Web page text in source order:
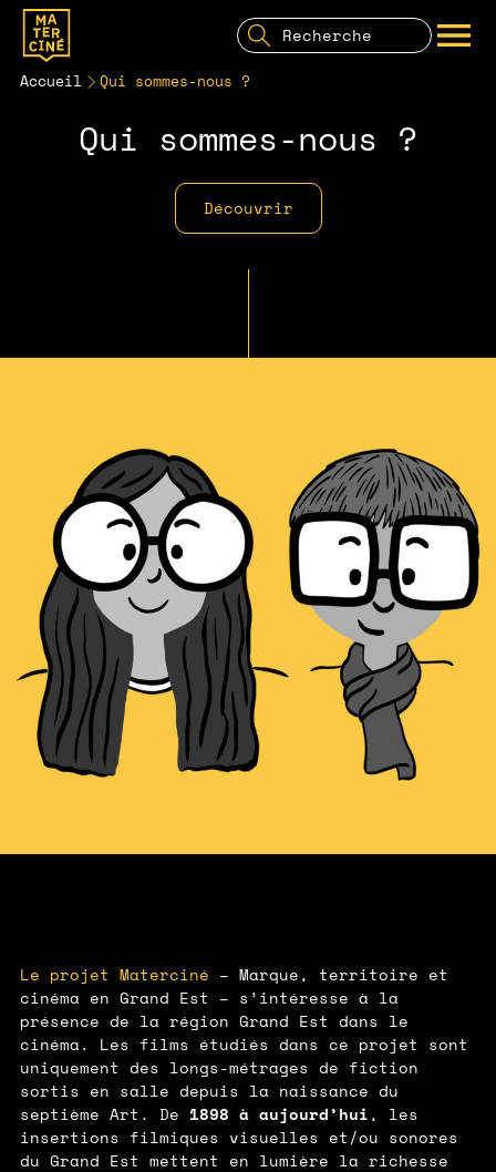
Recherche
pour:
Recherche
Qui sommes-nous ?
Découvrir
Accueil Qui sommes-nous ?
Le projet Materciné – Marque, territoire et
cinéma en Grand Est – s’intéresse à la
présence de la région Grand Est dans le
cinéma. Les films étudiés dans ce projet sont
uniquement des longs-métrages de fiction
sortis en salle depuis la naissance du
septième Art. De 1898 à aujourd’hui , les
insertions filmiques visuelles et/ou sonores
du Grand Est mettent en lumière la richesse